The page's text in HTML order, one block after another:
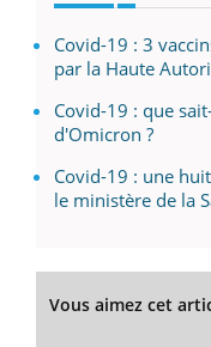
Covid-19 : 3
par la Haute
Covid-19 : que
d'Omicron ?
Covid-19 : une
le ministère de la
Vous aimez cet